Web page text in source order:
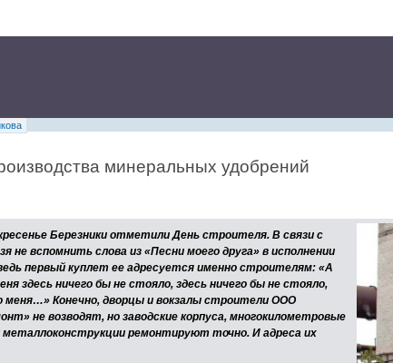
минеральных удобрений
Березники отметили День строителя. В связи с
не вспомнить слова из «Песни моего друга» в исполнении
первый куплет ее адресуется именно строителям: «А
здесь ничего бы не стояло, здесь ничего бы не стояло,
меня…» Конечно, дворцы и вокзалы строители ООО
не возводят, но заводские корпуса, многокилометровые
ремонтируют точно. И адреса их